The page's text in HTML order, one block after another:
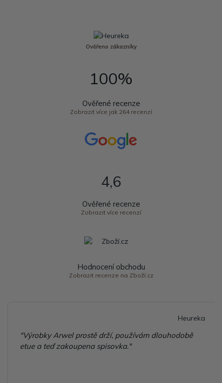
Ověřeno zákazníky
100%
Ověřené recenze
Zobrazit více jak 264 recenzí
4,6
Ověřené recenze
Zobrazit více recenzí
Hodnocení obchodu
Zobrazit recenze na Zboží.cz
Heureka
"Výrobky Arwel prostě drží, používám dlouhodobě
etue a teď zakoupena spisovka."